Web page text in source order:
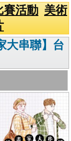
賽活動 美術
大串聯】台